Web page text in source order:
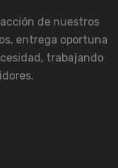
de nuestros
entrega oportuna
trabajando